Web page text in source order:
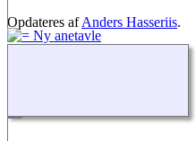
Opdateres afAnders Hasseriis.